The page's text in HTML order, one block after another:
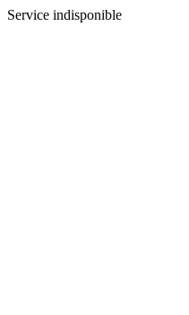
Service indisponible